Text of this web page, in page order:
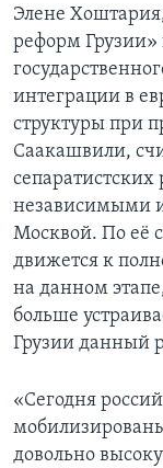
Элене
реформ Грузии»
интеграции в
структуры при
Саакашвили,
сепаратистских
независимыми и
Москвой. По её
движется к
на данном
больше
Грузии данный
«Сегодня
довольно